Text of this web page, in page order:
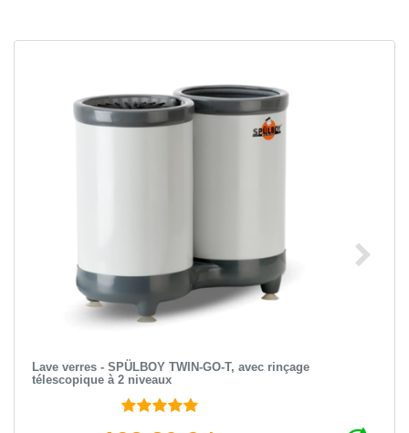
Lave verres - SPÜLBOY TWIN-GO-T, avec rinçage
télescopique à 2 niveaux